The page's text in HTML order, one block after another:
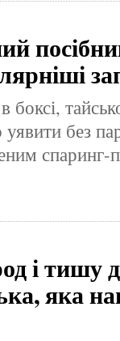
боксі,
без
спаринг-
і тишу
яка